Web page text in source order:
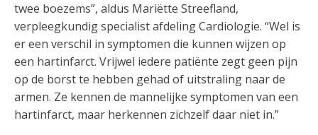
twee boezems”, aldus Mariëtte Streefland,
verpleegkundig specialist afdeling Cardiologie. “Wel is
er een verschil in symptomen die kunnen wijzen op
een hartinfarct. Vrijwel iedere patiënte zegt geen pijn
op de borst te hebben gehad of uitstraling naar de
armen. Ze kennen de mannelijke symptomen van een
hartinfarct, maar herkennen zichzelf daar niet in.”